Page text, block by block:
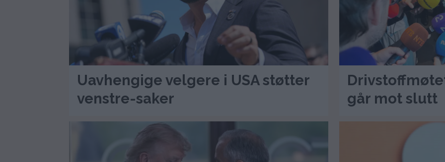
Uavhengige velgere i USA støtter
venstre-saker
går mot slutt